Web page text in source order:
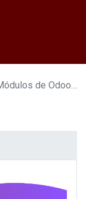
Explicados en un Caso Práctico